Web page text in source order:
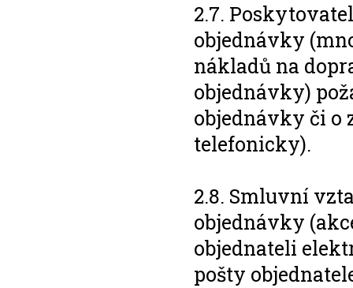
2.7.
objednávky
nákladů na
objednávky)
objednávky či o
telefonicky).
2.8. Smluvní
objednávky
objednateli
pošty